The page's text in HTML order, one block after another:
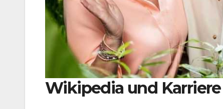
Wikipedia und Karriere